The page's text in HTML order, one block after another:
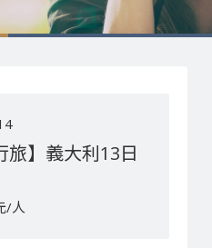
旅】義大利13日
/人